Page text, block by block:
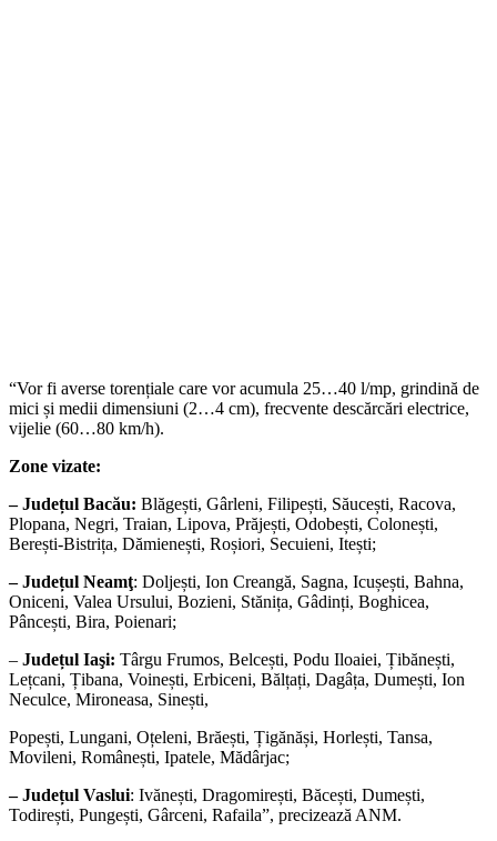
“Vor fi averse torențiale care vor acumula 25…40 l/mp, grindină de
mici și medii dimensiuni (2…4 cm), frecvente descărcări electrice,
vijelie (60…80 km/h).
Zone vizate:
– Județul Bacău: Blăgești, Gârleni, Filipești, Săucești, Racova,
Plopana, Negri, Traian, Lipova, Prăjești, Odobești, Colonești,
Berești-Bistrița, Dămienești, Roșiori, Secuieni, Itești;
– Județul Neamţ: Doljești, Ion Creangă, Sagna, Icușești, Bahna,
Oniceni, Valea Ursului, Bozieni, Stănița, Gâdinți, Boghicea,
Pâncești, Bira, Poienari;
– Județul Iaşi: Târgu Frumos, Belcești, Podu Iloaiei, Țibănești,
Lețcani, Țibana, Voinești, Erbiceni, Bălțați, Dagâța, Dumești, Ion
Neculce, Mironeasa, Sinești,
Popești, Lungani, Oțeleni, Brăești, Țigănăși, Horlești, Tansa,
Movileni, Românești, Ipatele, Mădârjac;
– Județul Vaslui: Ivănești, Dragomirești, Băcești, Dumești,
Todirești, Pungești, Gârceni, Rafaila”, precizează ANM.